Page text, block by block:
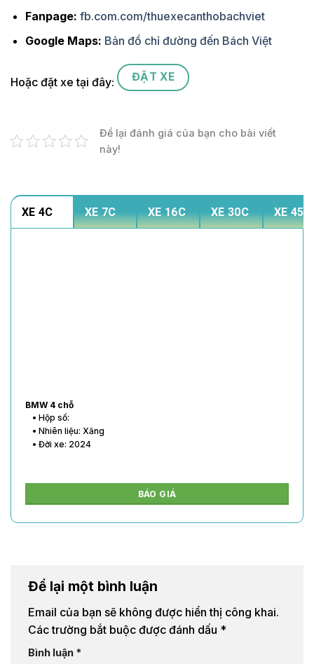
Fanpage: fb.com.com/thuexecanthobachviet
Google Maps: Bản đồ chỉ đường đến Bách Việt
Hoặc đặt xe tại đây: ĐẶT XE
Để lại đánh giá của bạn cho bài viết
này!
XE 4C XE 7C XE 16C XE 30C XE 45C
BMW 4 chỗ
• Hộp số:
• Nhiên liệu: Xăng
• Đời xe: 2024
BÁO GIÁ
Để lại một bình luận
Email của bạn sẽ không được hiển thị công khai.
Các trường bắt buộc được đánh dấu *
Bình luận *